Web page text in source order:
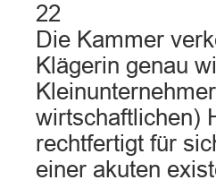
22
Die Kammer
Klägerin genau
wirtschaftlichen)
rechtfertigt für
einer akuten